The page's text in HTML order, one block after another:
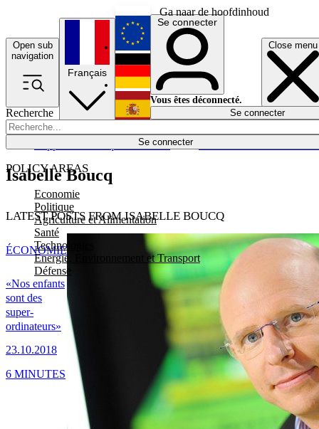
Ga naar de hoofdinhoud
Open sub
navigation
Close menu
Recherche
Se connecter
POLICY AREAS
Economie
Politique
Agriculture et Alimentation
Santé
Technologies
Energie, Environnement et Transport
Défense
Économie
Français
English
Deutsch
Español
Se connecter
Vous êtes déconnecté.
Se connecter
Isabelle Boucq
LATEST POSTS FROM ISABELLE BOUCQ
«Nos enfants
sont des
super-
ordinateurs»
23.10.2018
ÉCONOMIE
6 MINUTES